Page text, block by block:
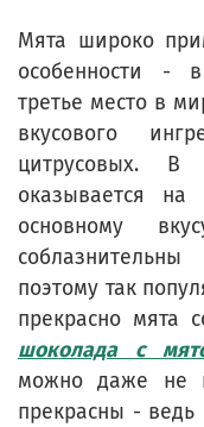
Мята широко
особенности -
третье место в
вкусового
цитрусовых.
оказывается на
основному
поэтому так
прекрасно мята
шоколада с
можно даже не
прекрасны - ведь